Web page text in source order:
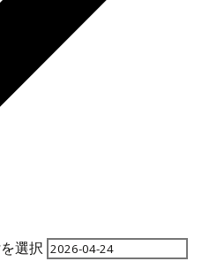
選択